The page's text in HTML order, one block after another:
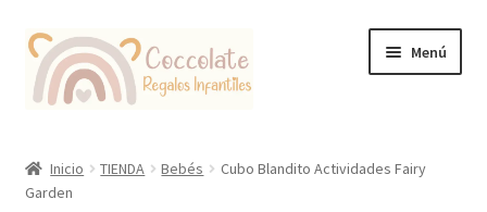
Ir
la
Ir
contenido
Menú
Coccolate Puericultura y Juguetería Educativa
Inicio TIENDA Bebés
Cubo Blandito Actividades Fairy
Garden